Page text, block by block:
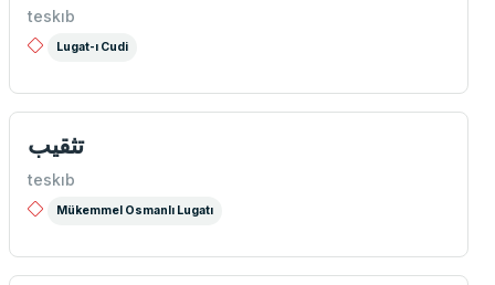
teskıb
Lugat-ı Cudi
تثقیب
teskıb
Mükemmel Osmanlı Lugatı